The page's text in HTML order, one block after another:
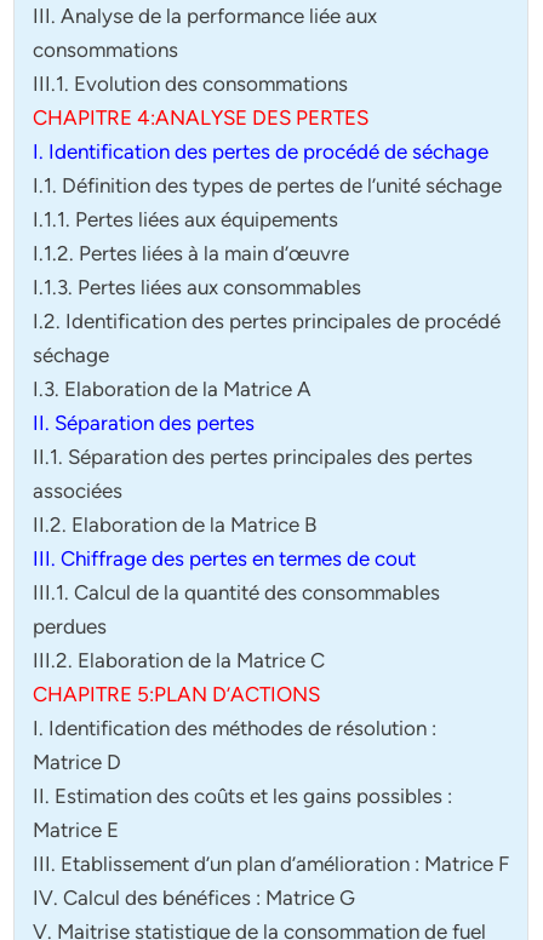
III. Analyse de la performance liée aux
consommations
III.1. Evolution des consommations
CHAPITRE 4:ANALYSE DES PERTES
I. Identification des pertes de procédé de séchage
I.1. Définition des types de pertes de l’unité séchage
I.1.1. Pertes liées aux équipements
I.1.2. Pertes liées à la main d’œuvre
I.1.3. Pertes liées aux consommables
I.2. Identification des pertes principales de procédé
séchage
I.3. Elaboration de la Matrice A
II. Séparation des pertes
II.1. Séparation des pertes principales des pertes
associées
II.2. Elaboration de la Matrice B
III. Chiffrage des pertes en termes de cout
III.1. Calcul de la quantité des consommables
perdues
III.2. Elaboration de la Matrice C
CHAPITRE 5:PLAN D’ACTIONS
I. Identification des méthodes de résolution :
Matrice D
II. Estimation des coûts et les gains possibles :
Matrice E
III. Etablissement d’un plan d’amélioration : Matrice F
IV. Calcul des bénéfices : Matrice G
V. Maitrise statistique de la consommation de fuel